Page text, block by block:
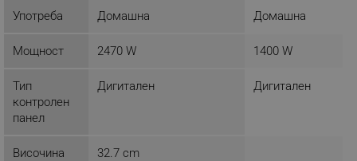
Употреба Домашна Домашна
Мощност 2470 W 1400 W
Тип
контролен
панел
Дигитален Дигитален
Височина 32.7 cm
_sgf_session_id .alleop.bg